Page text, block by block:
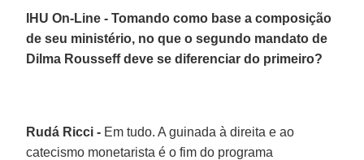
IHU On-Line - Tomando como base a composição
de seu ministério, no que o segundo mandato de
Dilma Rousseff deve se diferenciar do primeiro?
Rudá Ricci - Em tudo. A guinada à direita e ao
catecismo monetarista é o fim do programa